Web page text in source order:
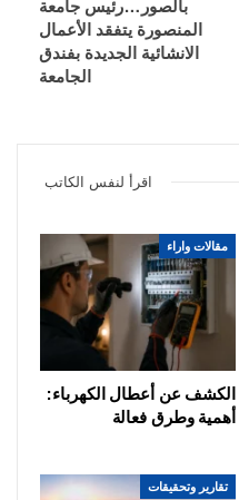
بالصور…رئيس جامعة
المنصورة يتفقد الأعمال
الانشائية الجديدة بفندق
الجامعة
اقرأ لنفس الكاتب
مقالات واراء
الكشف عن أعطال الكهرباء:
أهمية وطرق فعالة
تقارير وتحقيقات